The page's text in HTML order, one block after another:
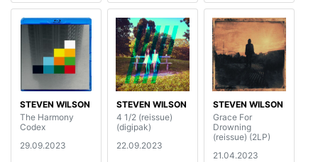
STEVEN WILSON
The Harmony
Codex
29.09.2023
STEVEN WILSON
4 1/2 (reissue)
(digipak)
22.09.2023
STEVEN WILSON
Grace For
Drowning
(reissue) (2LP)
21.04.2023